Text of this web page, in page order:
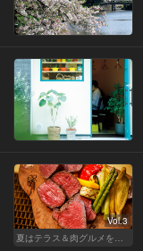
Vol.3
夏はテラス＆肉グルメを開放的に楽しもう